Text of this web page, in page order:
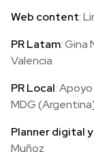
Web content:
PR Latam: Gina
Valencia
PR Local:
MDG
Planner digital
Muñoz